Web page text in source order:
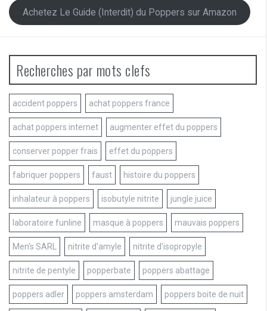
Achetez Le Guide (Interdit) du Poppers sur Amazon
Recherches par mots clefs
accident poppers achat poppers france
achat poppers internet augmenter effet du poppers
conserver popper frais effet du poppers
fabriquer poppers faust histoire du poppers
inhalateur à poppers isobutyle nitrite jungle juice
laboratoire funline masque à poppers mauvais poppers
Men's SARL nitrite d'amyle nitrite d'isopropyle
nitrite de pentyle popperbate poppers abattage
poppers adler poppers amsterdam poppers boite de nuit